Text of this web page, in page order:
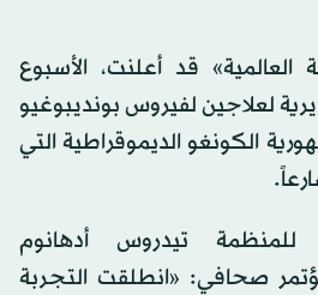
قد أعلنت، الأسبوع
لعلاجين لفيروس بونديبوغيو
الكونغو الديموقراطية التي
للمنظمة تيدروس أدهانوم
صحافي: «انطلقت التجربة